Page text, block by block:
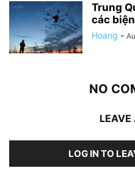
Trung
các
Hoang -
NO
LEAVE
LOG IN TO